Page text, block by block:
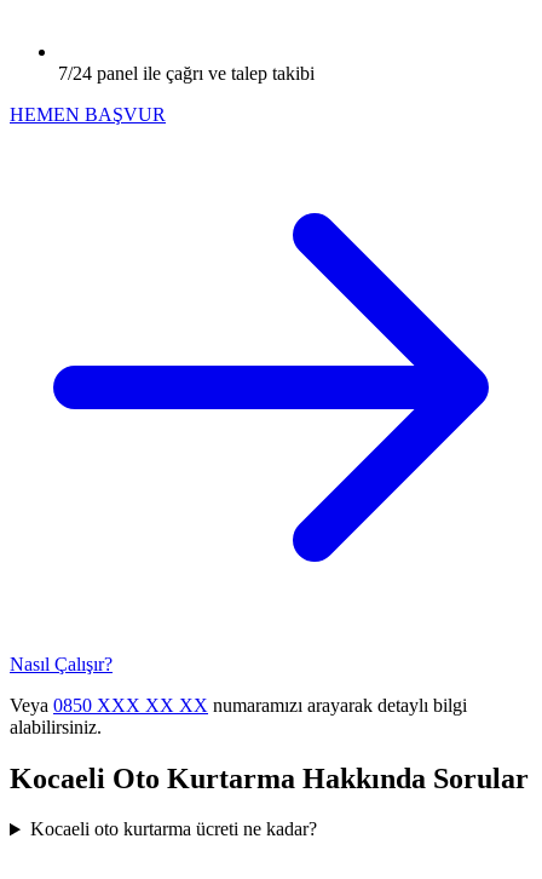
7/24 panel ile çağrı ve talep takibi
HEMEN BAŞVUR
Nasıl Çalışır?
Veya 0850 XXX XX XX numaramızı arayarak detaylı bilgi
alabilirsiniz.
Kocaeli Oto Kurtarma Hakkında Sorular
Kocaeli oto kurtarma ücreti ne kadar?